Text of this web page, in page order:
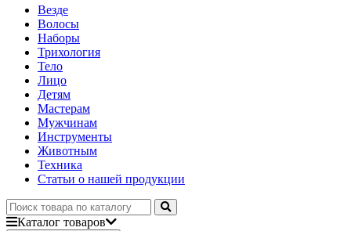
Везде
Волосы
Наборы
Трихология
Тело
Лицо
Детям
Мастерам
Мужчинам
Инструменты
Животным
Техника
Статьи о нашей продукции
Каталог товаров